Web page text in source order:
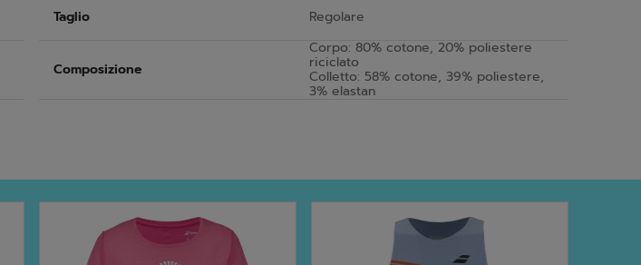
Taglio Regolare
Composizione
Corpo: 80% cotone, 20% poliestere
riciclato
Colletto: 58% cotone, 39% poliestere,
3% elastan